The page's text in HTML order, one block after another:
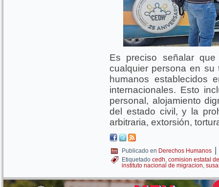
Es preciso señalar
cualquier persona en su
humanos establecidos
internacionales. Esto
personal, alojamiento
del estado civil, y la
arbitraria, extorsión,
Publicado en Derechos Humanos |
Etiquetado cedh, comision estatal
instituto nacional de migracion,